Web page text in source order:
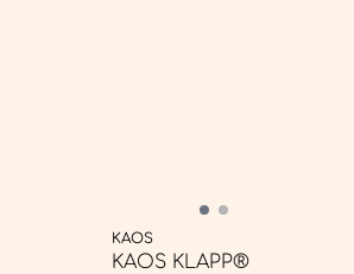
KAOS
KAOS KLAPP®